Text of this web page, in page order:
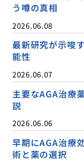
う噂の真相
2026.06.08
最新研究が示唆
能性
2026.06.07
主要なAGA治療
説
2026.06.06
早期にAGA治療
術と薬の選択